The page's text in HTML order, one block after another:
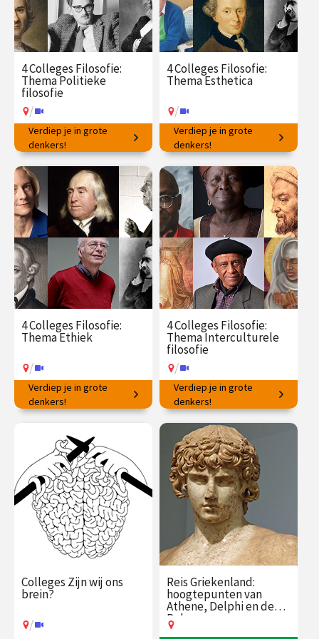
4 Colleges Filosofie:
Thema Politieke
filosofie
/
Ideeën voor succesvol
samenleven.
€ 145.00
vanaf 23
mrt.
/ Op locatie of online
Verdiep je in grote
denkers!
4 Colleges Filosofie:
Thema Esthetica
/
Filosofische vragen rondom
schoonheid en kunst.
€ 145.00
vanaf 25
mei
/ Op locatie of online
Verdiep je in grote
denkers!
4 Colleges Filosofie:
Thema Ethiek
/
Hoe op de juiste manier te
handelen?
€ 145.00
vanaf 16
feb.
/ Op locatie of online
Verdiep je in grote
denkers!
4 Colleges Filosofie:
Thema Interculturele
filosofie
/
Wat kunnen wij leren van
denkers wereldwijd?
€ 145.00
vanaf 19
jan.
/ Op locatie of online
Verdiep je in grote
denkers!
Colleges Zijn wij ons
brein?
/
Reis Griekenland:
hoogtepunten van
Athene, Delphi en de
Peloponnesos